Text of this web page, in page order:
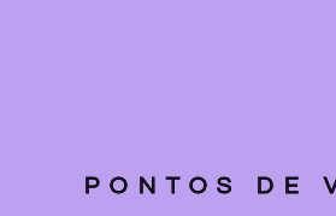
PONTOS DE